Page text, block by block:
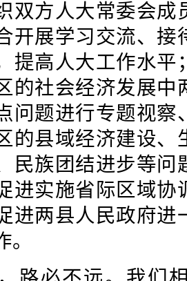
双方人大常委会成
开展学习交流、接
提高人大工作水平
的社会经济发展中
问题进行专题视察
的县域经济建设、
民族团结进步等问
进实施省际区域协
进两县人民政府进